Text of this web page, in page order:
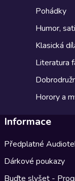
Pohádky
Humor,
Klasická
Literatura
Horory a
Informace
Předplatné
Dárkové poukazy
Buďte slyšet -